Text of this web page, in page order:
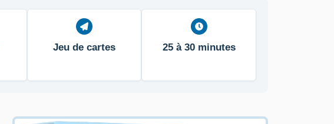
Jeu de cartes 25 à 30 minutes